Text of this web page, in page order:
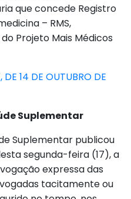
que concede Registro
– RMS,
Projeto Mais Médicos
14 DE OUTUBRO DE
Suplementar
Suplementar publicou
segunda-feira (17), a
expressa das
tacitamente ou